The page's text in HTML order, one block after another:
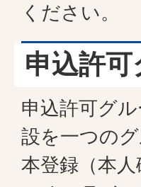
ください。
申込許
申込許可グ
設を一つの
本登録（本